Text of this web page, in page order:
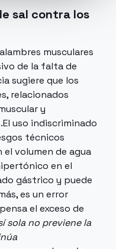
sal contra los
musculares
de la falta de
sugiere que los
relacionados
y
uso indiscriminado
técnicos
volumen de agua
en el
gástrico y puede
es un error
el exceso de
sola no previene la